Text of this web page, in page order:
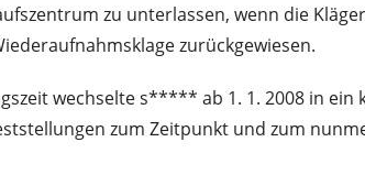
zu unterlassen, wenn die
zurückgewiesen.
wechselte s***** ab 1. 1. 2008 in ein
zum Zeitpunkt und zum